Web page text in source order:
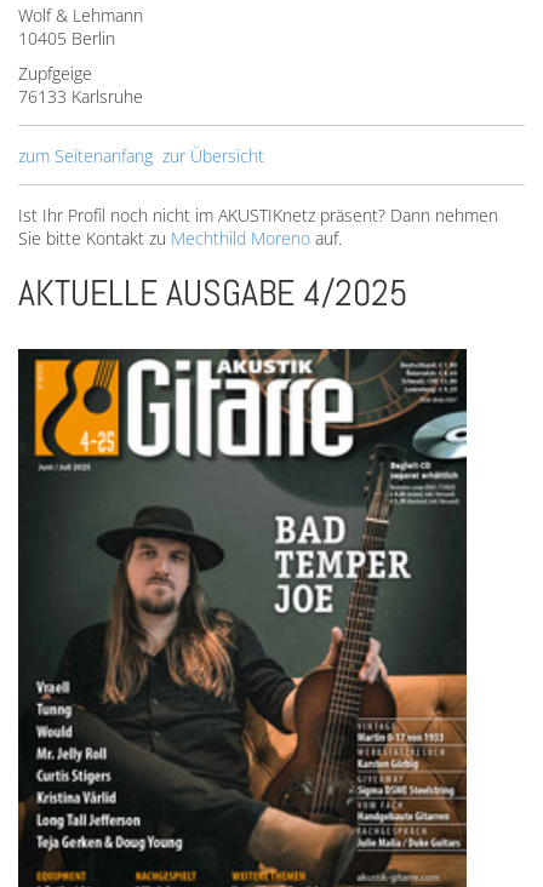
Wolf & Lehmann
10405 Berlin
Zupfgeige
76133 Karlsruhe
zum Seitenanfang zur Übersicht
Ist Ihr Profil noch nicht im AKUSTIKnetz präsent? Dann nehmen
Sie bitte Kontakt zu Mechthild Moreno auf.
AKTUELLE AUSGABE 4/2025